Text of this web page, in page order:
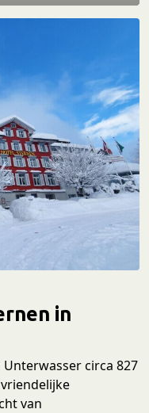
in
circa 827
van